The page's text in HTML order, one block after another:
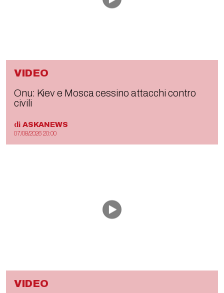
VIDEO
Onu: Kiev e Mosca cessino attacchi contro
civili
di ASKANEWS
07/08/2026 20:00
VIDEO